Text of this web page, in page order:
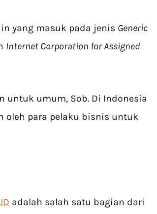
yang masuk pada jenis Generic
Internet Corporation for Assigned
untuk umum, Sob. Di Indonesia
oleh para pelaku bisnis untuk
adalah salah satu bagian dari